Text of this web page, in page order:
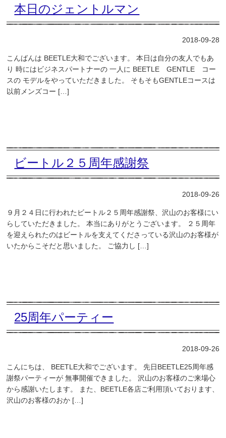
本日のジェントルマン
2018-09-28
こんばんは BEETLE大和でございます。 本日は自分の友人でもあ
り 時にはビジネスパートナーの 一人に BEETLE GENTLE コー
スの モデルをやっていただきました。 そもそもGENTLEコースは
以前メンズコー […]
ビートル２５周年感謝祭
2018-09-26
９月２４日に行われたビートル２５周年感謝祭、沢山のお客様にい
らしていただきました。 本当にありがとうございます。 ２５周年
を迎えられたのはビートルを支えてくださっている沢山のお客様が
いたからこそだと思いました。 ご協力し […]
25周年パーティー
2018-09-26
こんにちは、 BEETLE大和でございます。 先日BEETLE25周年感
謝祭パーティーが 無事開催できました。 沢山のお客様のご来場心
から感謝いたします。 また、BEETLE各店ご利用頂いております、
沢山のお客様のおか […]